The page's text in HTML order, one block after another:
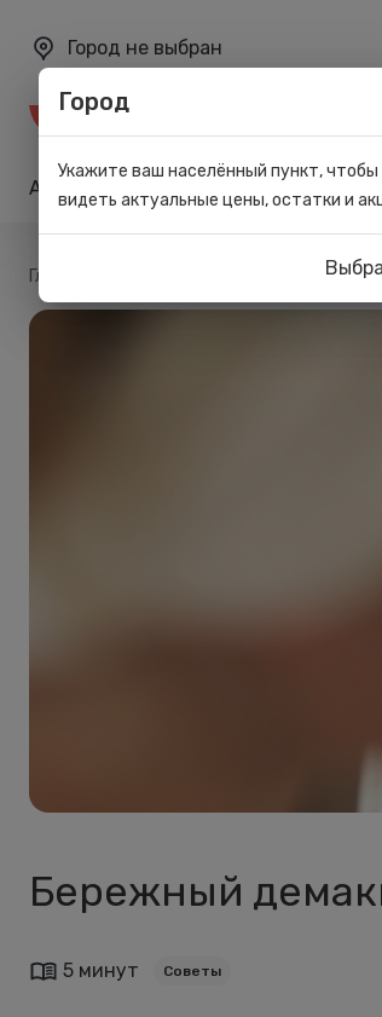
Город не выбран
Акции Карта
Главная
Бережный
5 минут Советы
Город
Укажите ваш населённый пункт, чтобы
видеть актуальные цены, остатки и